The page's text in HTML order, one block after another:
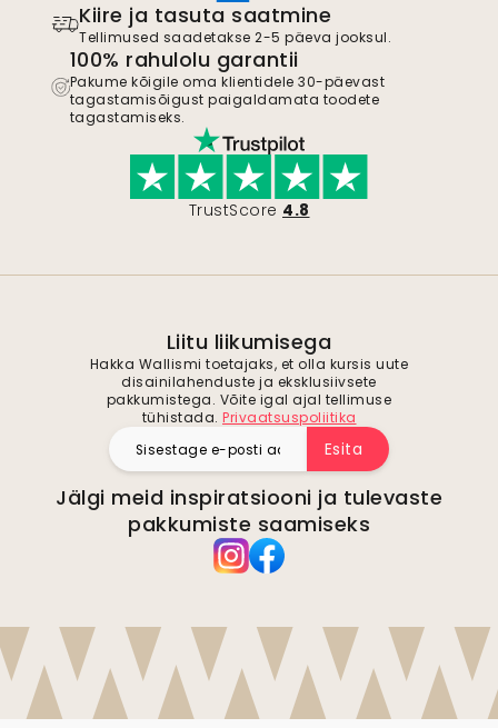
Kiire ja tasuta saatmine
Tellimused saadetakse 2-5 päeva jooksul.
100% rahulolu garantii
Pakume kõigile oma klientidele 30-päevast
tagastamisõigust paigaldamata toodete
tagastamiseks.
TrustScore 4.8
Liitu liikumisega
Hakka Wallismi toetajaks, et olla kursis uute
disainilahenduste ja eksklusiivsete
pakkumistega. Võite igal ajal tellimuse
tühistada. Privaatsuspoliitika
Esita
Jälgi meid inspiratsiooni ja tulevaste
pakkumiste saamiseks